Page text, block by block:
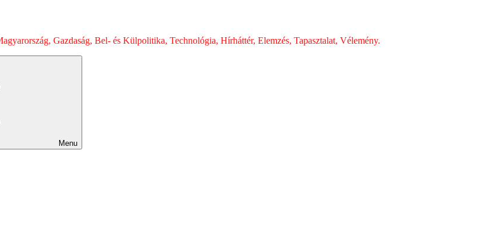
Gazdaság, Bel- és Külpolitika, Technológia, Hírháttér, Elemzés, Tapasztalat, Vélemény.
Menu